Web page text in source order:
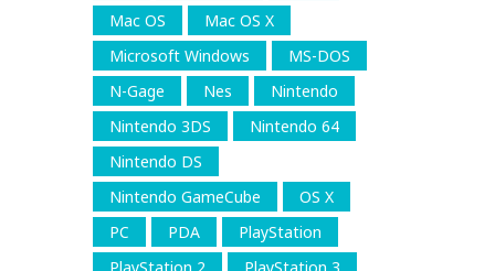
Mac OS
Mac OS X
Microsoft Windows
MS-DOS
N-Gage
Nes
Nintendo
Nintendo 3DS
Nintendo 64
Nintendo DS
Nintendo GameCube
OS X
PC
PDA
PlayStation
PlayStation 2
PlayStation 3